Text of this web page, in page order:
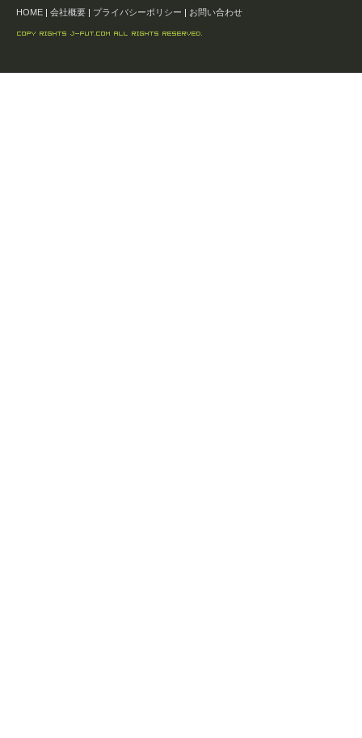
HOME | 会社概要 | プライバシーポリシー | お問い合わせ